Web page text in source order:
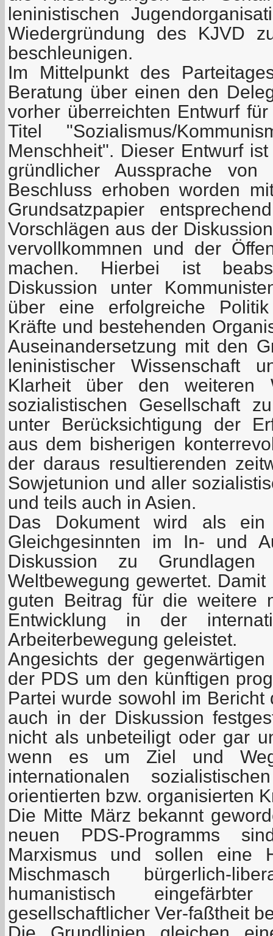
leninistischen
Wiedergründung des KJVD
beschleunigen.
Im Mittelpunkt des
Beratung über einen den
vorher überreichten Entwurf
Titel "Sozialismus/
Menschheit". Dieser Entwurf
gründlicher Aussprache
Beschluss erhoben worden
Grundsatzpapier
Vorschlägen aus der
vervollkommnen und der
machen. Hierbei ist
Diskussion unter
über eine erfolgreiche
Kräfte und bestehenden
Auseinandersetzung mit den
leninistischer Wissenschaft
Klarheit über den weiteren
sozialistischen Gesellschaft
unter Berücksichtigung der
aus dem bisherigen
der daraus resultierenden
Sowjetunion und aller
und teils auch in Asien.
Das Dokument wird als
Gleichgesinnten im In- und
Diskussion zu Grundlagen
Weltbewegung gewertet.
guten Beitrag für die weitere
Entwicklung in der
Arbeiterbewegung geleistet.
Angesichts der
der PDS um den künftigen
Partei wurde sowohl im Bericht
auch in der Diskussion
nicht als unbeteiligt oder gar
wenn es um Ziel und
internationalen
orientierten bzw. organisierten
Die Mitte März bekannt
neuen PDS-Programms
Marxismus und sollen eine
Mischmasch bürgerlich-
humanistisch eingefärbter
gesellschaftlicher Ver-faßtheit